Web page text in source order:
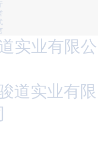
实业有限公
道实业有限